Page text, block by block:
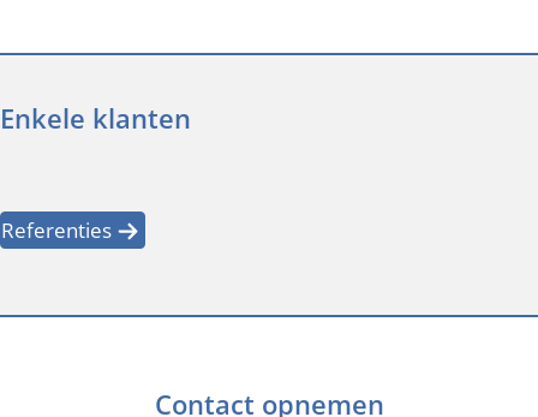
Enkele klanten
Referenties
Contact opnemen